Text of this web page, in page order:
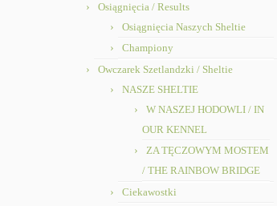
Osiągnięcia / Results
Osiągnięcia Naszych Sheltie
Championy
Owczarek Szetlandzki / Sheltie
NASZE SHELTIE
W NASZEJ HODOWLI / IN
OUR KENNEL
ZA TĘCZOWYM MOSTEM
/ THE RAINBOW BRIDGE
Ciekawostki